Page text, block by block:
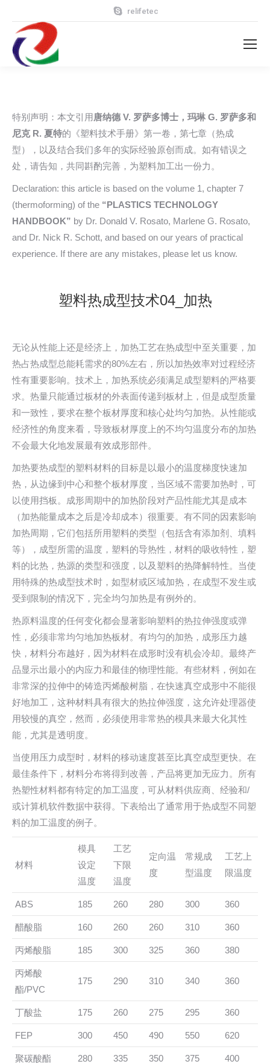
relifetec
特别声明：本文引用 唐纳德 V. 罗萨多博士，玛琳 G. 罗萨多和
尼克R. 夏特的《塑料技术手册》第一卷，第七章（热成
型），以及结合我们多年的实际经验原创而成。如有错误之
处，请告知，共同斟酌完善，为塑料加工出一份力。
Declaration: this article is based on the volume 1, chapter 7
(thermoforming) of the “PLASTICS TECHNOLOGY
HANDBOOK” by Dr. Donald V. Rosato, Marlene G. Rosato,
and Dr. Nick R. Schott, and based on our years of practical
experience. If there are any mistakes, please let us know.
塑料热成型技术04_加热
无论从性能上还是经济上，加热工艺在热成型中至关重要，加
热占热成型总能耗需求的80%左右，所以加热效率对过程经济
性有重要影响。技术上，加热系统必须满足成型塑料的严格要
求。热量只能通过板材的外表面传递到板材上，但是成型质量
和一致性，要求在整个板材厚度和核心处均匀加热。从性能或
经济性的角度来看，导致板材厚度上的不均匀温度分布的加热
不会最大化地发展最有效成形部件。
加热要热成型的塑料材料的目标是以最小的温度梯度快速加
热，从边缘到中心和整个板材厚度，当区域不需要加热时，可
以使用挡板。成形周期中的加热阶段对产品性能尤其是成本
（加热能量成本之后是冷却成本）很重要。有不同的因素影响
加热周期，它们包括所用塑料的类型（包括含有添加剂、填料
等），成型所需的温度，塑料的导热性，材料的吸收特性，塑
料的比热，热源的类型和强度，以及塑料的热降解特性。当使
用特殊的热成型技术时，如型材或区域加热，在成型不发生或
受到限制的情况下，完全均匀加热是有例外的。
热原料温度的任何变化都会显著影响塑料的热拉伸强度或弹
性，必须非常均匀地加热板材。有均匀的加热，成形压力越
快，材料分布越好，因为材料在成形时没有机会冷却。最终产
品显示出最小的内应力和最佳的物理性能。有些材料，例如在
非常深的拉伸中的铸造丙烯酸树脂，在快速真空成形中不能很
好地加工，这种材料具有很大的热拉伸强度，这允许处理器使
用较慢的真空，然而，必须使用非常热的模具来最大化其性
能，尤其是透明度。
当使用压力成型时，材料的移动速度甚至比真空成型更快。在
最佳条件下，材料分布将得到改善，产品将更加无应力。所有
热塑性材料都有特定的加工温度，可从材料供应商、经验和/
或计算机软件数据中获得。下表给出了通常用于热成型不同塑
料的加工温度的例子。
材料
模具
设定
温度
工艺
下限
温度
定向温
度
常规成
型温度
工艺上
限温度
ABS 185 260 280 300 360
醋酸脂 160 260 260 310 360
丙烯酸脂 185 300 325 360 380
丙烯酸
酯/PVC
175 290 310 340 360
丁酸盐 175 260 275 295 360
FEP 300 450 490 550 620
聚碳酸酯 280 335 350 375 400